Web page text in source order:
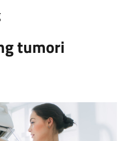
tumori